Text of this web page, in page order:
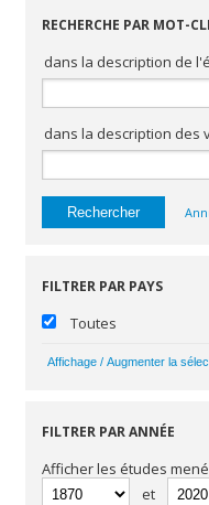
RECHERCHE PAR MOT-
dans la description de
dans la description des
FILTRER PAR PAYS
Toutes
FILTRER PAR ANNÉE
Afficher les études
et